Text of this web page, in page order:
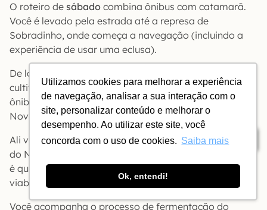
Utilizamos cookies para melhorar a experiência
de navegação, analisar a sua interação com o
site, personalizar conteúdo e melhorar o
desempenho. Ao utilizar este site, você
concorda com o uso de cookies. Saiba mais
Ok, entendi!
Índice
O roteiro de sábado combina ônibus com catamarã.
Você é levado pela estrada até a represa de
Sobradinho, onde começa a navegação (incluindo a
experiência de usar uma eclusa).
De lá o vapor segue à a fazenda Fortaleza (onde se
cultivam mangas e uvas) e os visitantes continuam de
ônibus à vinícola Ouro Verde, do grupo Miolo, em Casa
Nova (BA).
Ali você aprende que a produção de vinho no interior
do Nordeste não tem a ver com idealismo ou utopia –
é que o clima permite duas safras por ano,o que
viabiliza a produção de vinhos jovens e de preço baixo.
Você acompanha o processo de fermentação do